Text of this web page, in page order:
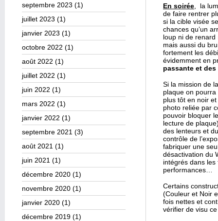
septembre 2023 (1)
juillet 2023 (1)
janvier 2023 (1)
octobre 2022 (1)
août 2022 (1)
juillet 2022 (1)
juin 2022 (1)
mars 2022 (1)
janvier 2022 (1)
septembre 2021 (3)
août 2021 (1)
juin 2021 (1)
décembre 2020 (1)
novembre 2020 (1)
janvier 2020 (1)
décembre 2019 (1)
En soirée , la
de faire rentrer
si la cible visée
chances qu’un
loup ni de renard
mais aussi du
fortement les
évidemment en
passante et
Si la mission de
plaque on
plus tôt en noir
photo reliée par
pouvoir bloquer
lecture de
des lenteurs et
contrôle de
fabriquer une
désactivation du
intégrés dans les
performances…
Certains
(Couleur et Noir
fois nettes et
vérifier de visu